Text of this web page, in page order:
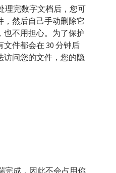
理完数字文档后，您可
，然后自己手动删除它
也不用担心。为了保护
件都会在 30 分钟后
访问您的文件，您的隐
完成，因此不会占用你